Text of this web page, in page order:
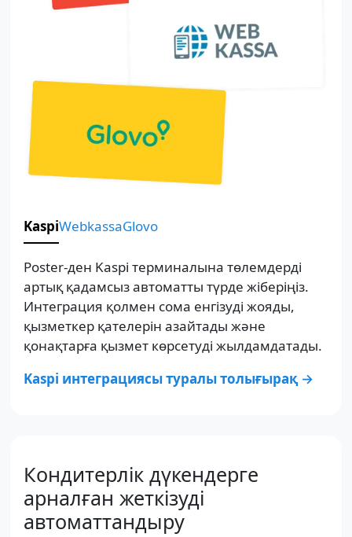
KaspiWebkassaGlovo
Poster-ден Kaspi терминалына төлемдерді
артық қадамсыз автоматты түрде жіберіңіз.
Интеграция қолмен сома енгізуді жояды,
қызметкер қателерін азайтады және
қонақтарға қызмет көрсетуді жылдамдатады.
Kaspi интеграциясы туралы толығырақ →
Кондитерлік дүкендерге
арналған жеткізуді
автоматтандыру